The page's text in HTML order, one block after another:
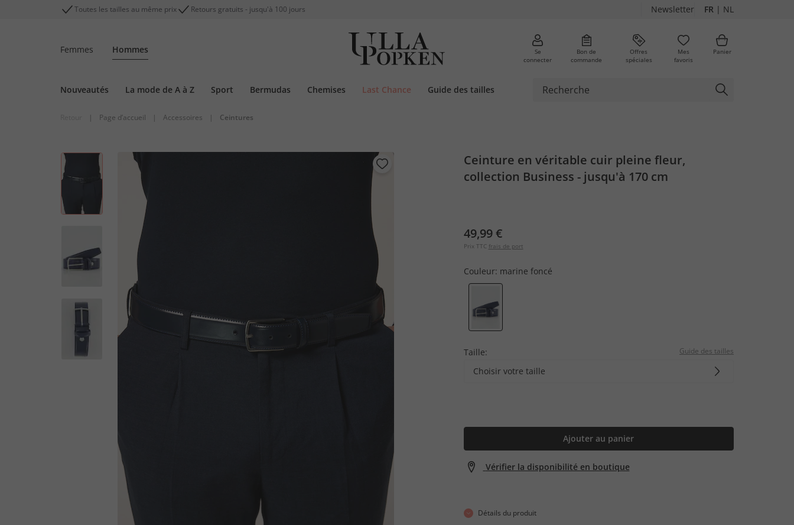
Toutes les tailles au même prix Retours gratuits - jusqu'à 100 jours Newsletter FR | NL
Femmes Hommes
Se
connecter
Bon de
commande
Offres
spéciales
Mes
favoris
Panier
Nouveautés La mode de A à Z Sport Bermudas Chemises Last Chance Guide des tailles
| Page d’accueil | Accessoires | Ceintures
Ceinture en véritable cuir pleine fleur,
collection Business - jusqu'à 170 cm
49,99 €
Prix TTC frais de port
Couleur: marine foncé
Taille: Guide des tailles
Choisir votre taille
Ajouter au panier
Vérifier la disponibilité en boutique
Détails du produit